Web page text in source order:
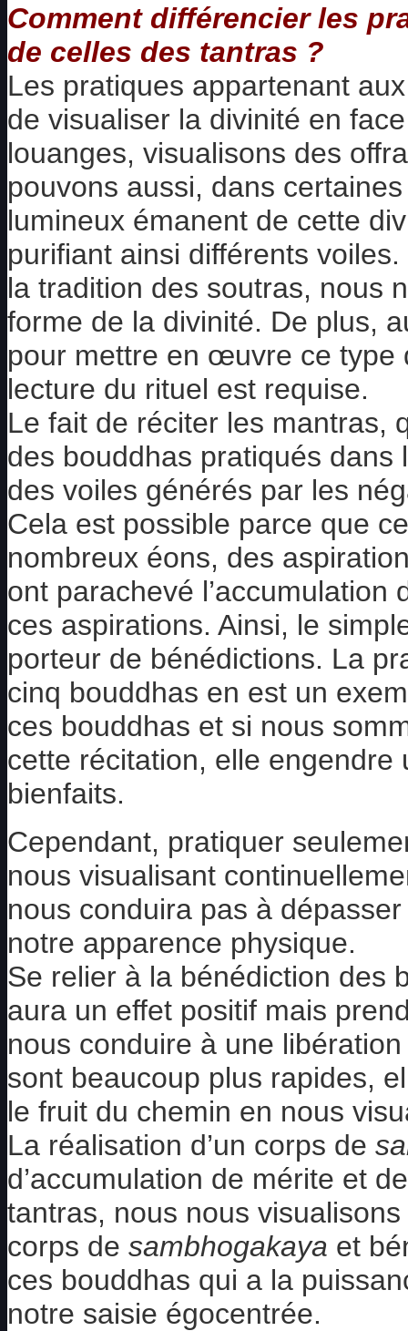
Comment différencier les
de celles des tantras ?
Les pratiques appartenant
de visualiser la divinité en
louanges, visualisons des
pouvons aussi, dans
lumineux émanent de cette
purifiant ainsi différents
la tradition des soutras, nous
forme de la divinité. De plus,
pour mettre en œuvre ce type
lecture du rituel est requise.
Le fait de réciter les mantras,
des bouddhas pratiqués dans
des voiles générés par les
Cela est possible parce que
nombreux éons, des
ont parachevé
ces aspirations. Ainsi, le
porteur de bénédictions. La
cinq bouddhas en est un
ces bouddhas et si nous
cette récitation, elle
bienfaits.
Cependant, pratiquer
nous visualisant
nous conduira pas à
notre apparence physique.
Se relier à la bénédiction des
aura un effet positif mais
nous conduire à une
sont beaucoup plus rapides,
le fruit du chemin en nous
La réalisation d’un corps de
d’accumulation de mérite et
tantras, nous nous
corps de sambhogakaya et
ces bouddhas qui a la
notre saisie égocentrée.